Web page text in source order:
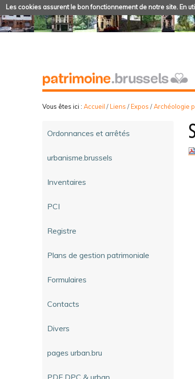
Les cookies assurent le bon fonctionnement de notre site. En
Vous êtes ici : Accueil /Liens /Expos /Archéologie
Ordonnances et arrêtés
urbanisme.brussels
Inventaires
PCI
Registre
Plans de gestion patrimoniale
Formulaires
Contacts
Divers
pages urban.bru
PDF DPC & urban